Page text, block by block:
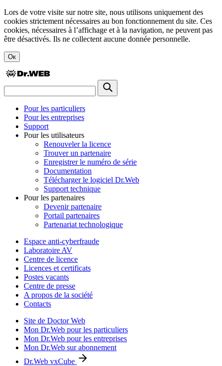
Lors de votre visite sur notre site, nous utilisons uniquement des
cookies strictement nécessaires au bon fonctionnement du site. Ces
cookies, nécessaires à l’affichage et à la navigation, ne peuvent pas
être désactivés. Ils ne collectent aucune donnée personnelle.
Ок
Pour les particuliers
Pour les entreprises
Support
Pour les utilisateurs
Renouveler la licence
Trouver un partenaire
Enregistrer le numéro de série
Documentation
Télécharger le logiciel Dr.Web
Support technique
Pour les partenaires
Devenir partenaire
Portail partenaires
Partenariat technologique
Espace anti-cyberfraude
Laboratoire AV
Centre de licence
Licences et certificats
Postes vacants
Centre de presse
A propos de la société
Contacts
Site de Doctor Web
Mon Dr.Web pour les particuliers
Mon Dr.Web pour les entreprises
Mon Dr.Web sur abonnement
Dr.Web vxCube